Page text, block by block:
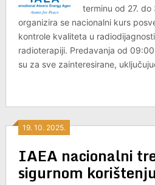
terminu od 27.
organizira se nacionalni kurs
kontrole kvaliteta u
radioterapiji. Predavanja od
su za sve zainteresirane,
19. 10. 2025.
IAEA nacionalni
sigurnom